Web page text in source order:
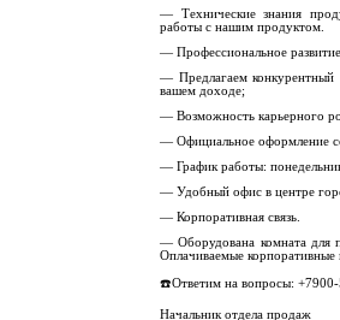
— Технические знания
работы с нашим продуктом.
— Профессиональное
— Предлагаем
вашем доходе;
— Возможность карьерного
— Официальное оформление
— График работы:
— Удобный офис в центре
— Корпоративная связь.
— Оборудована комната для
Оплачиваемые корпоративные
☎️Ответим на вопросы:
Начальник отдела продаж